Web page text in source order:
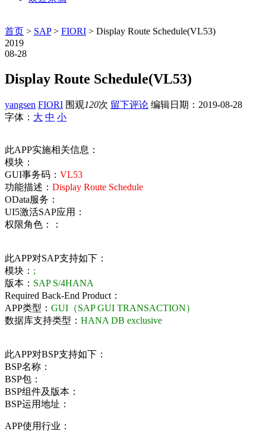
首页 > SAP> FIORI > Display Route Schedule(VL53)
2019
08-28
Display Route Schedule(VL53)
yangsen FIORI 围观120次 留下评论 编辑日期： 2019-08-28
字体： 大 中 小
此APP实施相关信息：
模块：
GUI事务码： VL53
功能描述： Display Route Schedule
OData服务：
UI5激活SAP应用：
权限角色：：
此APP对SAP支持如下：
模块： ;
版本： SAP S/4HANA
Required Back-End Product：
APP类型： GUI（SAP GUI TRANSACTION）
数据库支持类型： HANA DB exclusive
此APP对BSP支持如下：
BSP名称：
BSP包：
BSP组件及版本：
BSP运用地址：
APP使用行业：